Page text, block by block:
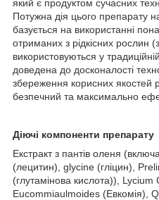
який є продуктом сучасних
Потужна дія цього препарату
базується на використанні
отриманих з рідкісних
використовуються у
доведена до досконалості
збереження корисних якостей
безпечний та максимально
Діючі компоненти препарату
Екстракт з пантів оленя
(лецитин), glycine (гліцин),
(глутамінова кислота)), Lycium
Eucommiaulmoides (Евкомія),